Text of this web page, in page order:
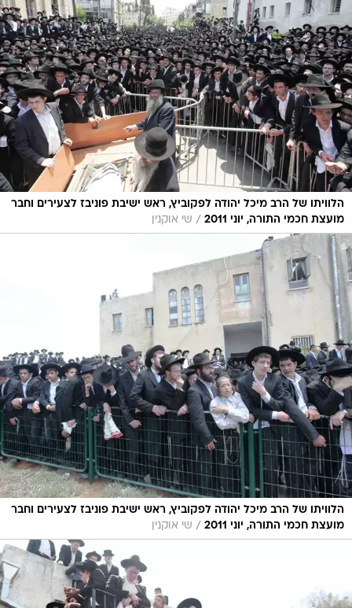
הלוויתו של הרב מיכל יהודה לפקוביץ, ראש ישיבת פוניבז לצעירים וחבר
מועצת חכמי התורה, יוני 2011
/ שי אוקנין
הלוויתו של הרב מיכל יהודה לפקוביץ, ראש ישיבת פוניבז לצעירים וחבר
מועצת חכמי התורה, יוני 2011
/ שי אוקנין